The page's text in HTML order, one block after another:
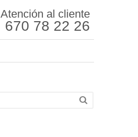
Atención al cliente
670 78 22 26